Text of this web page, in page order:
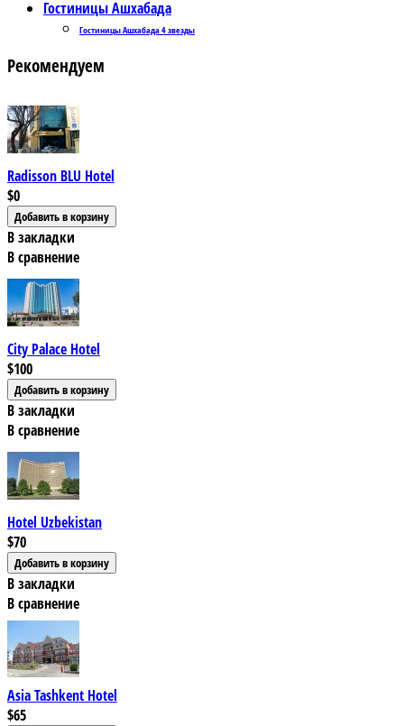
Гостиницы Ашхабада
Гостиницы Ашхабада 4 звезды
Рекомендуем
Radisson BLU Hotel
$0
В закладки
В сравнение
City Palace Hotel
$100
В закладки
В сравнение
Hotel Uzbekistan
$70
В закладки
В сравнение
Asia Tashkent Hotel
$65